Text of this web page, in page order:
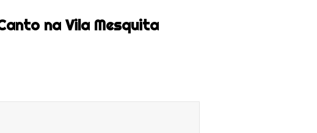
na Vila Mesquita